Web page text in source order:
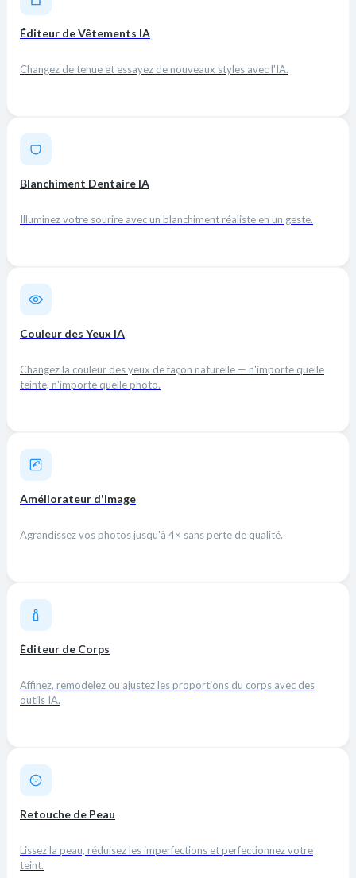
Éditeur de Vêtements IA
Changez de tenue et essayez de nouveaux styles avec l'IA.
Blanchiment Dentaire IA
Illuminez votre sourire avec un blanchiment réaliste en un geste.
Couleur des Yeux IA
Changez la couleur des yeux de façon naturelle — n'importe quelle
teinte, n'importe quelle photo.
Améliorateur d'Image
Agrandissez vos photos jusqu'à 4× sans perte de qualité.
Éditeur de Corps
Affinez, remodelez ou ajustez les proportions du corps avec des
outils IA.
Retouche de Peau
Lissez la peau, réduisez les imperfections et perfectionnez votre
teint.